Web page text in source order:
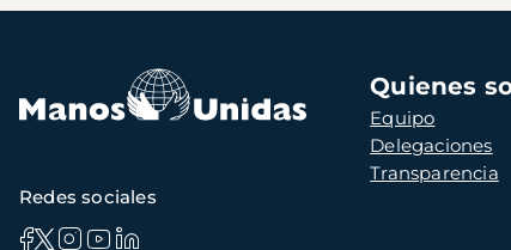
Navegación
principal
Quienes
Equipo
Delegaciones
Transparencia
Redes sociales